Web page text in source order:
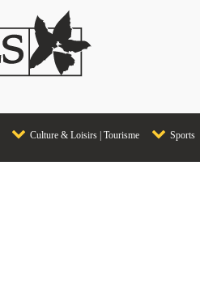
Culture & Loisirs | Tourisme Sports